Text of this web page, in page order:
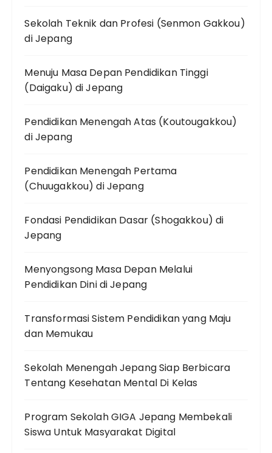
Sekolah Teknik dan Profesi (Senmon Gakkou)
di Jepang
Menuju Masa Depan Pendidikan Tinggi
(Daigaku) di Jepang
Pendidikan Menengah Atas (Koutougakkou)
di Jepang
Pendidikan Menengah Pertama
(Chuugakkou) di Jepang
Fondasi Pendidikan Dasar (Shogakkou) di
Jepang
Menyongsong Masa Depan Melalui
Pendidikan Dini di Jepang
Transformasi Sistem Pendidikan yang Maju
dan Memukau
Sekolah Menengah Jepang Siap Berbicara
Tentang Kesehatan Mental Di Kelas
Program Sekolah GIGA Jepang Membekali
Siswa Untuk Masyarakat Digital